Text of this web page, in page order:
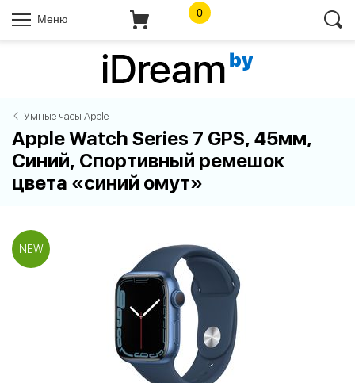
Меню 0
Умные часы Apple
Apple Watch Series 7 GPS, 45мм,
Синий, Спортивный ремешок
цвета «синий омут»
NEW